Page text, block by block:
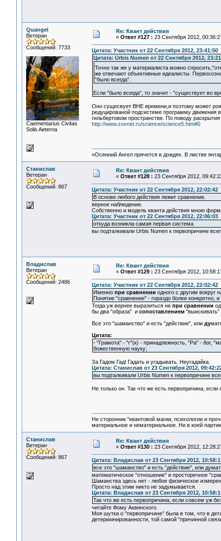
Quangel
Ветеран
Сообщений: 7733
Сaementarius Civitas
Solis Aeterna
Re: Квант действия
« Ответ #127 : 23 Сентября 2012,
Цитата: Участник от 22 Сентября 2012, 23:41:50
Цитата: Urbis Numen от 22 Сентября 2012,
Точно так же у материалиста можно
же отвечают объективные идеалисты.
"было всегда".
Если "было всегда", то значит - "существует во
Оно сущесвует ВНЕ времени,и поэтому может
редуцированой подсистеме программу
гильбертовом пространстве. По поводу
http://www.zovnet.ru/science/science5.htm#0
«Осенний Ангел прячется в дождях. В листве
Станислав
Ветеран
Сообщений: 867
Re: Квант действия
« Ответ #128 : 23 Сентября 2012,
Цитата: Участник от 22 Сентября 2012, 22:02:42
В основе любого действия лежит сравнение.
верное наблюдение.
Собственно и модель кванта действия мною
Цитата: Участник от 22 Сентября 2012, 22:06:03
откуда возникла самая первая система
вы подталкивали Urbis Numen к первопричине
Владислав
Ветеран
Сообщений: 2486
Re: Квант действия
« Ответ #129 : 23 Сентября 2012,
Цитата: Участник от 22 Сентября 2012, 22:02:42
Именно при сравнении одного с другим вокруг
Понятие "сравнение" - гораздо более конкретно,
Тогда уж вернее выразиться не при сравнении
бы два "образа" и сопоставлением "выискивать"
Все это "шаманство" и есть "действие", или ду
Цитата:
- "Грамота" - "г"(к) - принадлежность, "Ра" - бог,
божественную науку;
За Гадом Гад! Гадать и угадывать. Неугадайка.
Цитата: Станислав от 23 Сентября 2012,
вы подталкивали Urbis Numen к первопричине
Не только он. Так что же есть первопричина,
Не сторонник "квантовой магии, психологии и
материальное и нематериальное. Ни в коей
Станислав
Ветеран
Сообщений: 867
Re: Квант действия
« Ответ #130 : 23 Сентября 2012,
Цитата: Владислав от 23 Сентября 2012,
все это "шаманство" и есть "действие", или
математическое "отношение" и просторечное
Шаманства здесь нет - любое физическое
Просто над этим никто не задумывается.
Цитата: Владислав от 23 Сентября 2012,
Так что же есть первопричина, если совсем уж
читайте Фому Аквинского.
Моя шутка о "первопричине" была в том, что в
детерминированности, той самой "причинной